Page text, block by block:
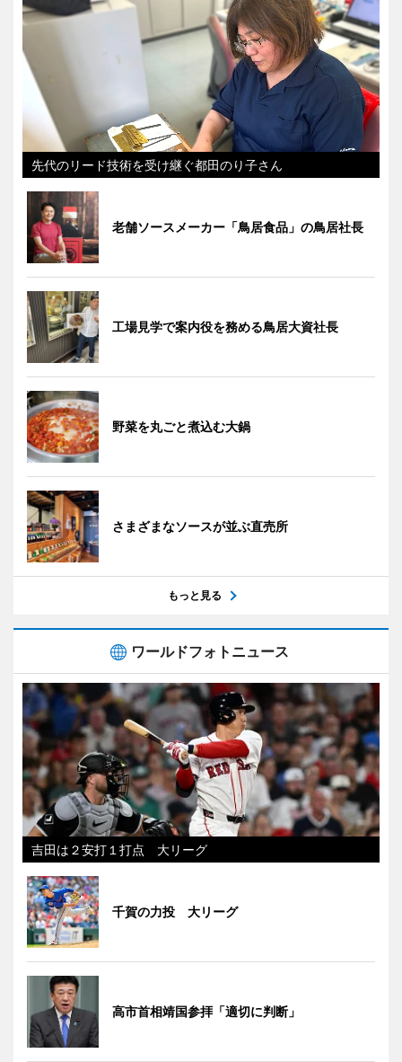
先代のリード技術を受け継ぐ都田のり子さん
老舗ソースメーカー「鳥居食品」の鳥居社長
工場見学で案内役を務める鳥居大資社長
野菜を丸ごと煮込む大鍋
さまざまなソースが並ぶ直売所
もっと見る
ワールドフォトニュース
吉田は２安打１打点 大リーグ
千賀の力投 大リーグ
高市首相靖国参拝「適切に判断」